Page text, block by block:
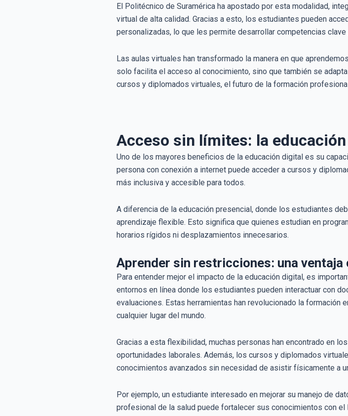
El Politécnico de Suramérica ha apostado por esta modalidad,
virtual de alta calidad. Gracias a esto, los estudiantes pueden
personalizadas, lo que les permite desarrollar competencias clave
Las aulas virtuales han transformado la manera en que
solo facilita el acceso al conocimiento, sino que también se
cursos y diplomados virtuales, el futuro de la formación
Acceso sin límites: la
Uno de los mayores beneficios de la educación digital es su
persona con conexión a internet puede acceder a cursos y
más inclusiva y accesible para todos.
A diferencia de la educación presencial, donde los estudiantes
aprendizaje flexible. Esto significa que quienes estudian en
horarios rígidos ni desplazamientos innecesarios.
Aprender sin restricciones: una
Para entender mejor el impacto de la educación digital, es
entornos en línea donde los estudiantes pueden interactuar con
evaluaciones. Estas herramientas han revolucionado la
cualquier lugar del mundo.
Gracias a esta flexibilidad, muchas personas han encontrado en
oportunidades laborales. Además, los cursos y diplomados
conocimientos avanzados sin necesidad de asistir físicamente a
Por ejemplo, un estudiante interesado en mejorar su manejo de
profesional de la salud puede fortalecer sus conocimientos con